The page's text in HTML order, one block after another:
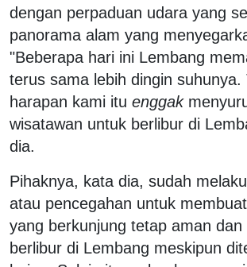
dengan perpaduan udara yang
panorama alam yang
"Beberapa hari ini Lembang
terus sama lebih dingin suhunya.
harapan kami itu enggak
wisatawan untuk berlibur di
dia.
Pihaknya, kata dia, sudah
atau pencegahan untuk
yang berkunjung tetap aman dan
berlibur di Lembang meskipun